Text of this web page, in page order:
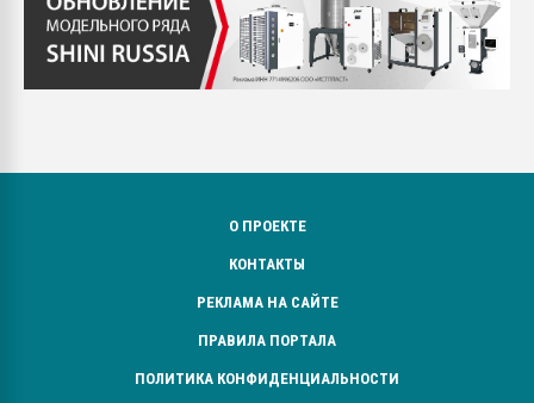
О ПРОЕКТЕ
КОНТАКТЫ
РЕКЛАМА НА САЙТЕ
ПРАВИЛА ПОРТАЛА
ПОЛИТИКА КОНФИДЕНЦИАЛЬНОСТИ